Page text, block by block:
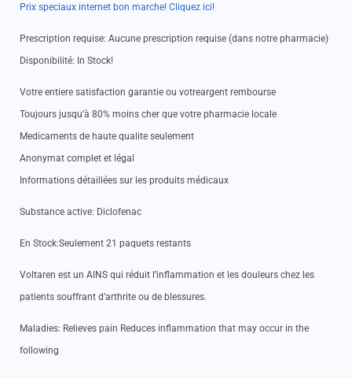
Prix speciaux internet bon marche! Cliquez ici!
Prescription requise: Aucune prescription requise (dans notre pharmacie)
Disponibilité: In Stock!
Votre entiere satisfaction garantie ou votreargent rembourse
Toujours jusqu’à 80% moins cher que votre pharmacie locale
Medicaments de haute qualite seulement
Anonymat complet et légal
Informations détaillées sur les produits médicaux
Substance active: Diclofenac
En Stock:Seulement 21 paquets restants
Voltaren est un AINS qui réduit l’inflammation et les douleurs chez les
patients souffrant d’arthrite ou de blessures.
Maladies: Relieves pain Reduces inflammation that may occur in the
following